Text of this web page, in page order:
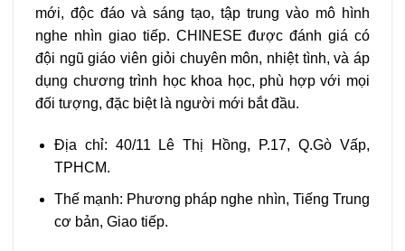
mới, độc đáo và sáng tạo, tập trung vào mô hình
nghe nhìn giao tiếp. CHINESE được đánh giá có
đội ngũ giáo viên giỏi chuyên môn, nhiệt tình, và áp
dụng chương trình học khoa học, phù hợp với mọi
đối tượng, đặc biệt là người mới bắt đầu.
Địa chỉ: 40/11 Lê Thị Hồng, P.17, Q.Gò Vấp,
TPHCM.
Thế mạnh: Phương pháp nghe nhìn, Tiếng Trung
cơ bản, Giao tiếp.